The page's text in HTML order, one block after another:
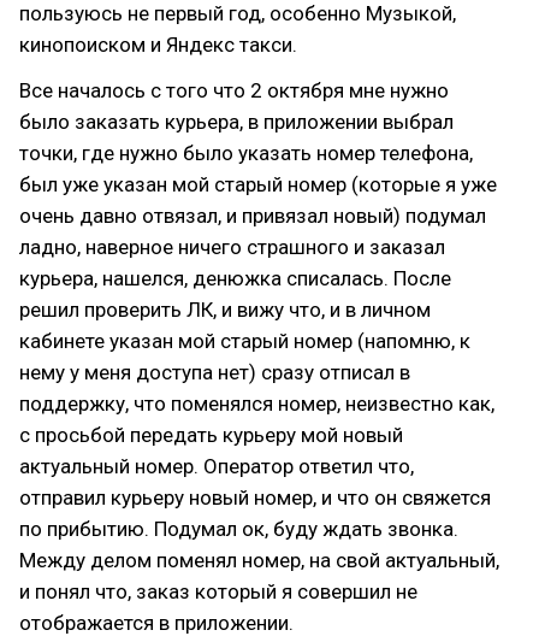
пользуюсь не первый год, особенно Музыкой,
кинопоиском и Яндекс такси.
Все началось с того что 2 октября мне нужно
было заказать курьера, в приложении выбрал
точки, где нужно было указать номер телефона,
был уже указан мой старый номер (которые я уже
очень давно отвязал, и привязал новый) подумал
ладно, наверное ничего страшного и заказал
курьера, нашелся, денюжка списалась. После
решил проверить ЛК, и вижу что, и в личном
кабинете указан мой старый номер (напомню, к
нему у меня доступа нет) сразу отписал в
поддержку, что поменялся номер, неизвестно как,
с просьбой передать курьеру мой новый
актуальный номер. Оператор ответил что,
отправил курьеру новый номер, и что он свяжется
по прибытию. Подумал ок, буду ждать звонка.
Между делом поменял номер, на свой актуальный,
и понял что, заказ который я совершил не
отображается в приложении.